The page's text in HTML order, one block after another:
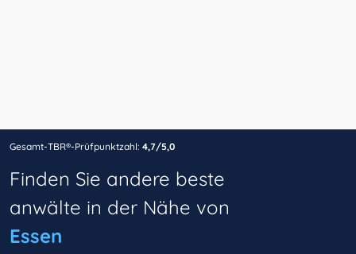
Gesamt-TBR®-Prüfpunktzahl: 4,7/5,0
Finden Sie andere beste
anwälte in der Nähe von
Essen